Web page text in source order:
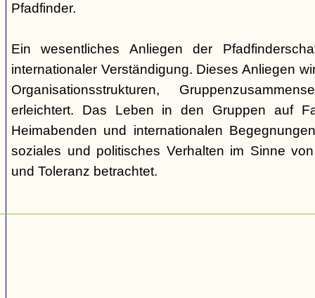
Pfadfinder.
Ein wesentliches Anliegen der
internationaler Verständigung. Dieses Anliegen
Organisationsstrukturen,
erleichtert. Das Leben in den Gruppen auf
Heimabenden und internationalen
soziales und politisches Verhalten im Sinne
und Toleranz betrachtet.